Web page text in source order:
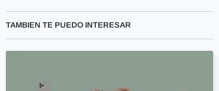
TAMBIEN TE PUEDO INTERESAR